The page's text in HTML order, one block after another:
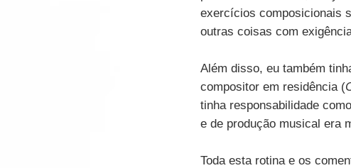
exercícios composicionais
outras coisas com
Além disso, eu também
compositor em residência (
tinha responsabilidade
e de produção musical era
Toda esta rotina e os